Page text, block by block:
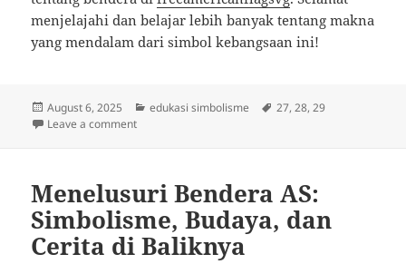
menjelajahi dan belajar lebih banyak tentang makna
yang mendalam dari simbol kebangsaan ini!
Posted
on
August 6, 2025 Categories
edukasi simbolisme Tags
27,28,29
Leave a commenton Menggali Kisah Bendera AS: Simbol, Budaya, dan
Menelusuri Bendera AS:
Simbolisme, Budaya, dan
Cerita di Baliknya